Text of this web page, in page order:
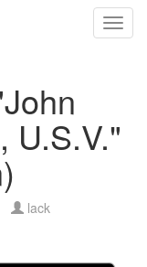
U.S.V."
lack